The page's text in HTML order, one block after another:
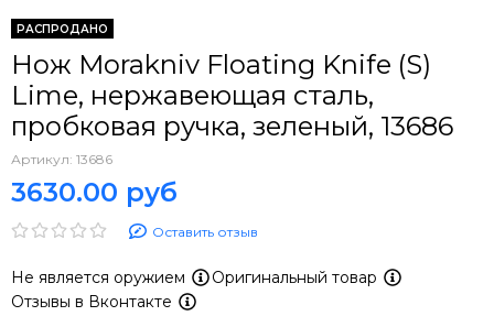
РАСПРОДАНО
Нож Morakniv Floating Knife (S)
Lime, нержавеющая сталь,
пробковая ручка, зеленый, 13686
Артикул: 13686
3630.00 руб
Оставить отзыв
Не является оружием
Оригинальный товар
Отзывы в Вконтакте